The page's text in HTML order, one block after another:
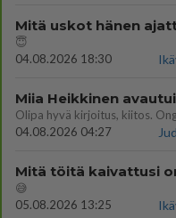
Mitä uskot hänen
😇
04.08.2026 18:30
Miia Heikkinen
04.08.2026 04:27
Mitä töitä kaivattusi
😅
05.08.2026 13:25